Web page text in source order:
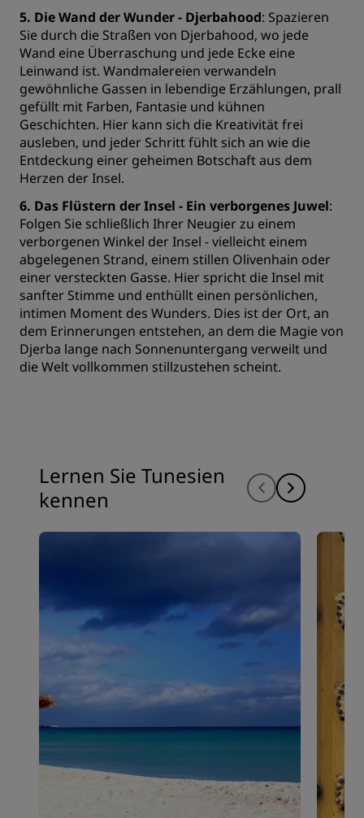
5. Die Wand der Wunder - Djerbahood: Spazieren
Sie durch die Straßen von Djerbahood, wo jede
Wand eine Überraschung und jede Ecke eine
Leinwand ist. Wandmalereien verwandeln
gewöhnliche Gassen in lebendige Erzählungen, prall
gefüllt mit Farben, Fantasie und kühnen
Geschichten. Hier kann sich die Kreativität frei
ausleben, und jeder Schritt fühlt sich an wie die
Entdeckung einer geheimen Botschaft aus dem
Herzen der Insel.
6. Das Flüstern der Insel - Ein verborgenes Juwel:
Folgen Sie schließlich Ihrer Neugier zu einem
verborgenen Winkel der Insel - vielleicht einem
abgelegenen Strand, einem stillen Olivenhain oder
einer versteckten Gasse. Hier spricht die Insel mit
sanfter Stimme und enthüllt einen persönlichen,
intimen Moment des Wunders. Dies ist der Ort, an
dem Erinnerungen entstehen, an dem die Magie von
Djerba lange nach Sonnenuntergang verweilt und
die Welt vollkommen stillzustehen scheint.
Lernen Sie Tunesien
kennen